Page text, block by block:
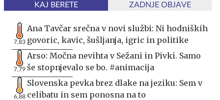
KAJ BERETE ZADNJE OBJAVE
7,83
Ana Tavčar srečna v novi službi: Ni hodniških
govoric, kavic, šušljanja, igric in politike
7,79
Arso: Močna nevihta v Sežani in Pivki. Samo
še stopnjevalo se bo. #animacija
6,88
Slovenska pevka brez dlake na jeziku: Sem v
celibatu in sem ponosna na to